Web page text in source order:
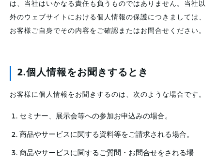
は、当社はいかなる責任も負うものではありません。当社以
外のウェブサイトにおける個人情報の保護につきましては、
お客様ご自身でその内容をご確認またはお問合せください。
2.個人情報をお聞きするとき
お客様に個人情報をお聞きするのは、次のような場合です。
セミナー、展示会等への参加お申込みの場合。
商品やサービスに関する資料等をご請求される場合。
商品やサービスに関するご質問・お問合せをされる場